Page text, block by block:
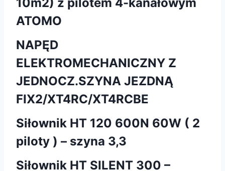
ATOMO
NAPĘD
ELEKTROMECHANICZNY Z
JEDNOCZ.SZYNA JEZDNĄ
FIX2/XT4RC/XT4RCBE
Siłownik HT 120 600N 60W ( 2
piloty ) – szyna 3,3
Siłownik HT SILENT 300 –